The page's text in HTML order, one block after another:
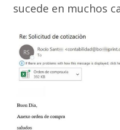
sucede en muchos